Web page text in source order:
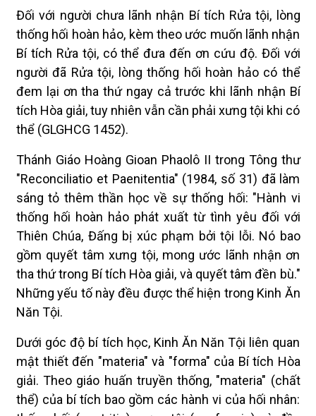
Đối với người chưa lãnh nhận Bí tích Rửa tội, lòng
thống hối hoàn hảo, kèm theo ước muốn lãnh nhận
Bí tích Rửa tội, có thể đưa đến ơn cứu độ. Đối với
người đã Rửa tội, lòng thống hối hoàn hảo có thể
đem lại ơn tha thứ ngay cả trước khi lãnh nhận Bí
tích Hòa giải, tuy nhiên vẫn cần phải xưng tội khi có
thể (GLGHCG 1452).
Thánh Giáo Hoàng Gioan Phaolô II trong Tông thư
"Reconciliatio et Paenitentia" (1984, số 31) đã làm
sáng tỏ thêm thần học về sự thống hối: "Hành vi
thống hối hoàn hảo phát xuất từ tình yêu đối với
Thiên Chúa, Đấng bị xúc phạm bởi tội lỗi. Nó bao
gồm quyết tâm xưng tội, mong ước lãnh nhận ơn
tha thứ trong Bí tích Hòa giải, và quyết tâm đền bù."
Những yếu tố này đều được thể hiện trong Kinh Ăn
Năn Tội.
Dưới góc độ bí tích học, Kinh Ăn Năn Tội liên quan
mật thiết đến "materia" và "forma" của Bí tích Hòa
giải. Theo giáo huấn truyền thống, "materia" (chất
thể) của bí tích bao gồm các hành vi của hối nhân: